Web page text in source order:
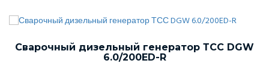
Сварочный дизельный генератор ТСС DGW
6.0/200ED-R